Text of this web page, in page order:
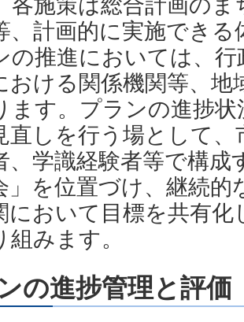
、計画的に実施でき
推進においては、行
おける関係機関等、
ます。プランの進捗
直しを行う場として、
、学識経験者等で構成
」を位置づけ、継続
において目標を共有
みます。
の進捗管理と評価